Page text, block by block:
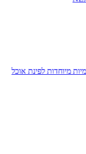
מיוחדות לפינת אוכל